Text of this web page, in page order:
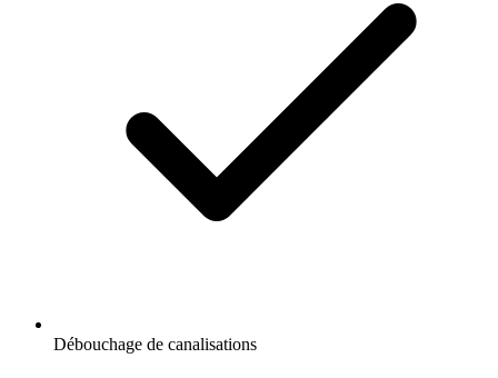
Débouchage de canalisations